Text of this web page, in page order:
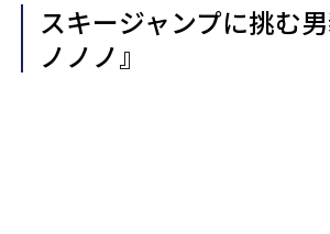
スキージャンプに挑む
ノノノ』